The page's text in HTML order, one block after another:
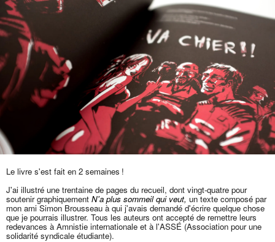
Le livre s'est fait en 2 semaines !
J'ai illustré une trentaine de pages du recueil, dont vingt-quatre pour
soutenir graphiquement N'a plus sommeil qui veut, un texte composé par
mon ami Simon Brousseau à qui j'avais demandé d'écrire quelque chose
que je pourrais illustrer. Tous les auteurs ont accepté de remettre leurs
redevances à Amnistie internationale et à l'ASSÉ (Association pour une
solidarité syndicale étudiante).